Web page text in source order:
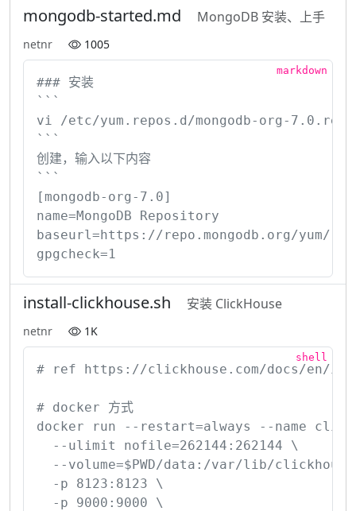
mongodb-started.md MongoDB 安装、上手
netnr 1005
### 安装
```
vi /etc/yum.repos.d/mongodb-org-7.0.repo
```
创建，输入以下内容
```
[mongodb-org-7.0]
name=MongoDB Repository
baseurl=https://repo.mongodb.org/yum/
gpgcheck=1
install-clickhouse.sh 安装 ClickHouse
netnr 1K
# ref https://clickhouse.com/docs/en/
# docker 方式
docker run --restart=always --name
  --ulimit nofile=262144:262144 \
--volume=$PWD/data:/var/lib/
  -p 8123:8123 \
  -p 9000:9000 \